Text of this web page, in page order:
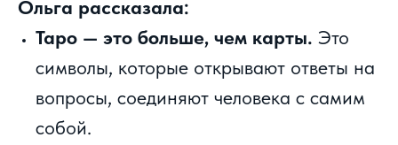
Ольга рассказала:
Таро — это больше, чем карты. Это
символы, которые открывают ответы на
вопросы, соединяют человека с самим
собой.